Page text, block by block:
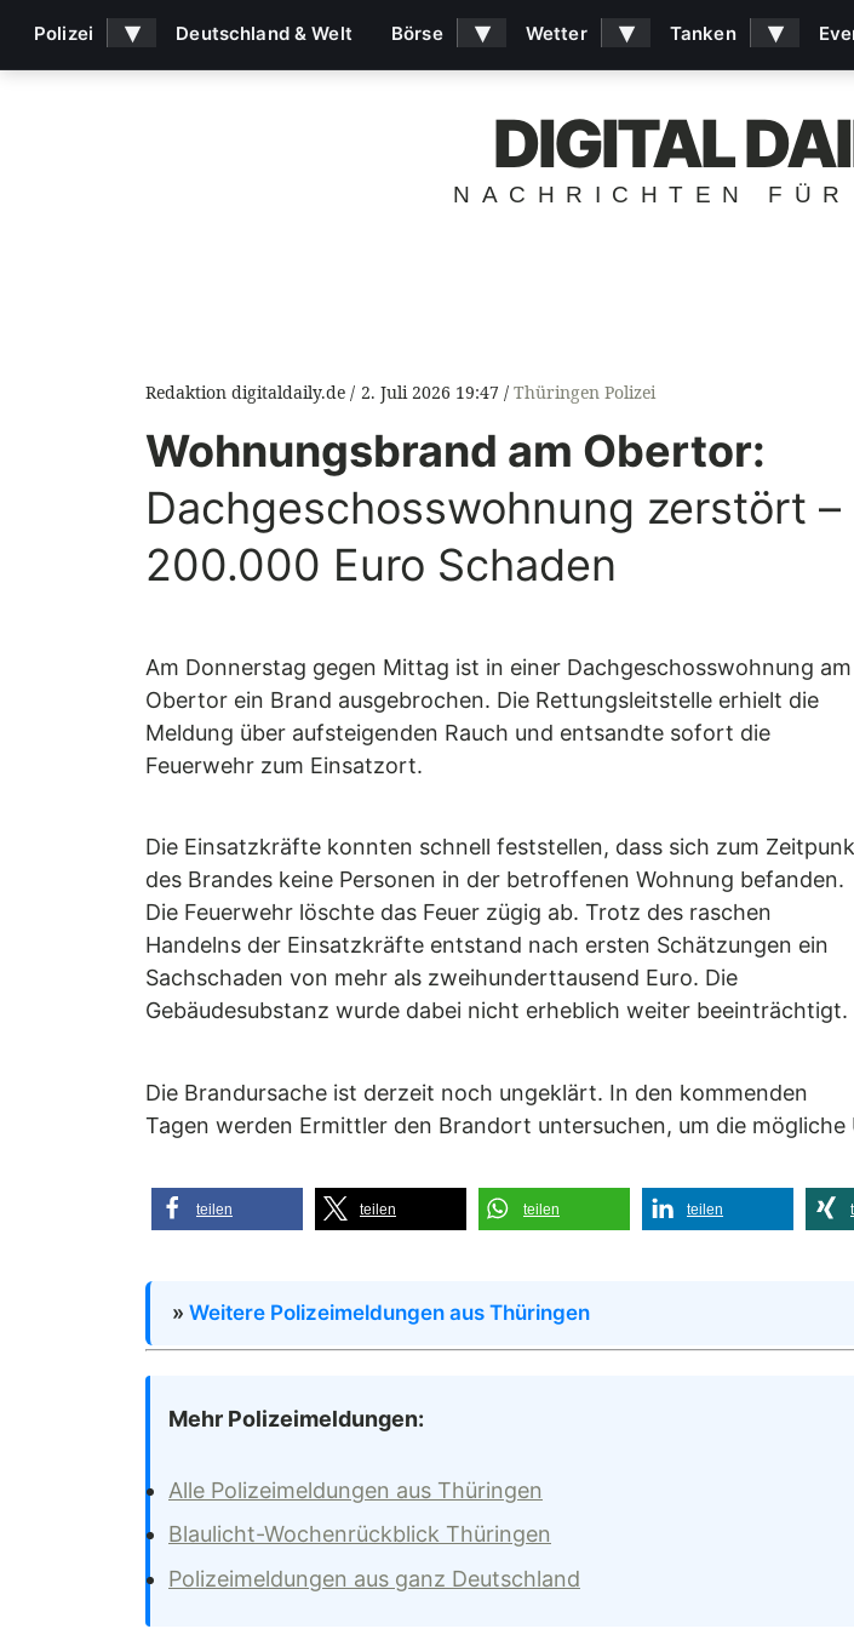
DIGITAL
NACHRICHTEN
Redaktion digitaldaily.de 2. Juli 2026 19:47 Thüringen Polizei
Wohnungsbrand am Obertor:
Dachgeschosswohnung zerstört –
200.000 Euro Schaden
Am Donnerstag gegen Mittag ist in einer Dachgeschosswohnung am
Obertor ein Brand ausgebrochen. Die Rettungsleitstelle erhielt die
Meldung über aufsteigenden Rauch und entsandte sofort die
Feuerwehr zum Einsatzort.
Die Einsatzkräfte konnten schnell feststellen, dass sich zum
des Brandes keine Personen in der betroffenen Wohnung befanden.
Die Feuerwehr löschte das Feuer zügig ab. Trotz des raschen
Handelns der Einsatzkräfte entstand nach ersten Schätzungen ein
Sachschaden von mehr als zweihunderttausend Euro. Die
Gebäudesubstanz wurde dabei nicht erheblich weiter beeinträchtigt.
Die Brandursache ist derzeit noch ungeklärt. In den kommenden
Tagen werden Ermittler den Brandort untersuchen, um die mögliche
teilen teilen teilen teilen
» Weitere Polizeimeldungen aus Thüringen
Mehr Polizeimeldungen:
Alle Polizeimeldungen aus Thüringen
Blaulicht-Wochenrückblick Thüringen
Polizeimeldungen aus ganz Deutschland
Polizei ▾ Deutschland & Welt Börse ▾ Wetter ▾ Tanken ▾